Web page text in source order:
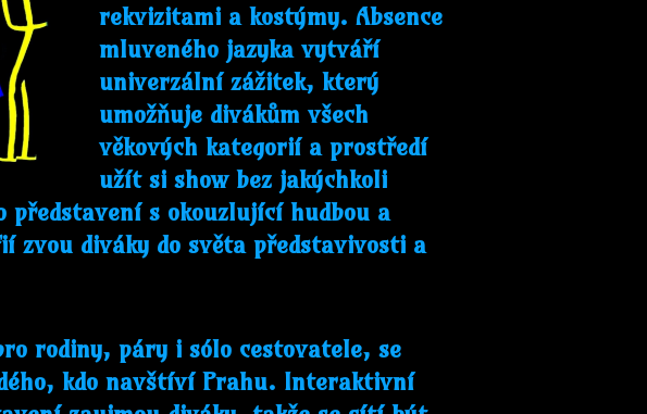
rekvizitami a kostýmy. Absence
mluveného jazyka vytváří
univerzální zážitek, který
umožňuje divákům všech
věkových kategorií a prostředí
užít si show bez jakýchkoli
představení s okouzlující hudbou a
zvou diváky do světa představivosti a
rodiny, páry i sólo cestovatele, se
kdo navštíví Prahu. Interaktivní